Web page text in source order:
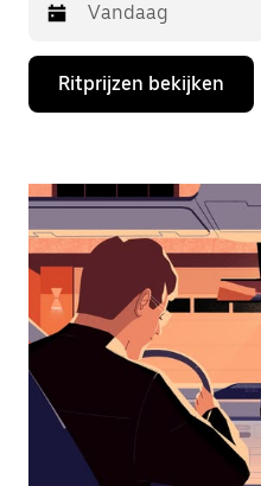
Druk
de
de
te
openen
een
datum
te
selecteren.
Druk
Escape
Ritprijzen bekijken